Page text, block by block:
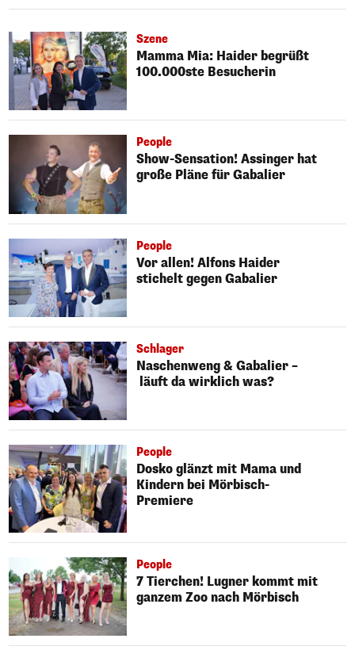
Szene
Mamma Mia: Haider begrüßt
100.000ste Besucherin
People
Show-Sensation! Assinger hat
große Pläne für Gabalier
People
Vor allen! Alfons Haider
stichelt gegen Gabalier
Schlager
Naschenweng & Gabalier –
läuft da wirklich was?
People
Dosko glänzt mit Mama und
Kindern bei Mörbisch-
Premiere
People
7 Tierchen! Lugner kommt mit
ganzem Zoo nach Mörbisch